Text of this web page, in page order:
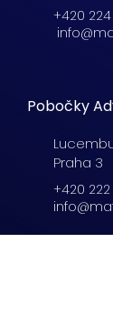
+420
Pobočky
Praha 3
+420